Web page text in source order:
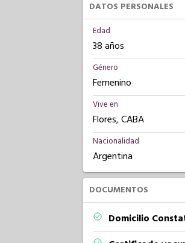
DATOS PERSONALES
Edad
38 años
Género
Femenino
Vive en
Flores, CABA
Nacionalidad
Argentina
DOCUMENTOS
Domicilio